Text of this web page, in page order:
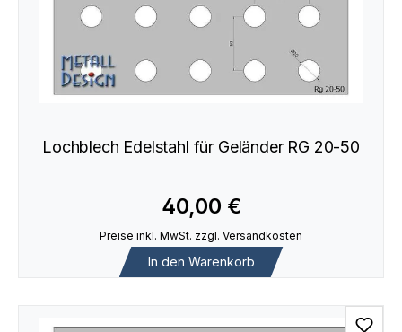
Lochblech Edelstahl für Geländer RG 20-50
40,00 €
Preise inkl. MwSt. zzgl. Versandkosten
In den Warenkorb